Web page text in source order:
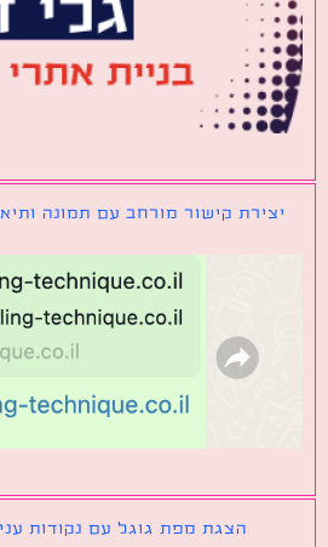
קישור מורחב עם תמונה ותיאור על
הצגת מפת גוגל עם נקודות עניין